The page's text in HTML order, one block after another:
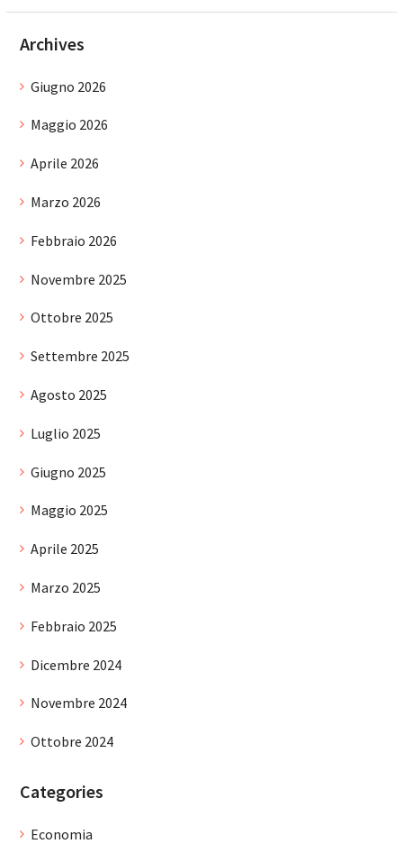
Archives
Giugno 2026
Maggio 2026
Aprile 2026
Marzo 2026
Febbraio 2026
Novembre 2025
Ottobre 2025
Settembre 2025
Agosto 2025
Luglio 2025
Giugno 2025
Maggio 2025
Aprile 2025
Marzo 2025
Febbraio 2025
Dicembre 2024
Novembre 2024
Ottobre 2024
Categories
Economia